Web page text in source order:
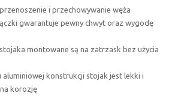
i przechowywanie węża
gwarantuje pewny chwyt oraz wygodę
montowane są na zatrzask bez użycia
konstrukcji stojak jest lekki i
korozję